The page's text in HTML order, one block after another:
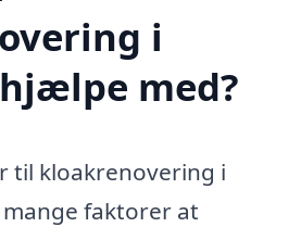
i
med?
til kloakrenovering i
faktorer at